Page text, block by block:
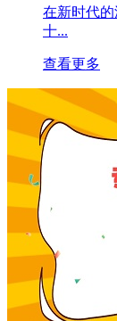
在新时代
十...
查看更多